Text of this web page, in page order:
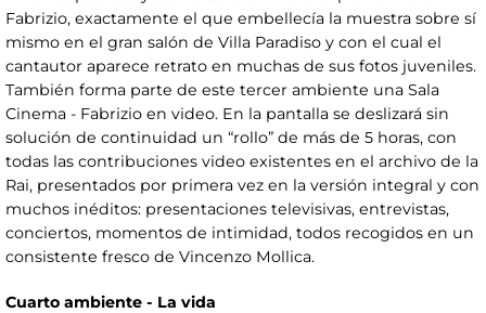
Fabrizio, exactamente el que embellecía la muestra sobre sí
mismo en el gran salón de Villa Paradiso y con el cual el
cantautor aparece retrato en muchas de sus fotos juveniles.
También forma parte de este tercer ambiente una Sala
Cinema - Fabrizio en video. En la pantalla se deslizará sin
solución de continuidad un “rollo” de más de 5 horas, con
todas las contribuciones video existentes en el archivo de la
Rai, presentados por primera vez en la versión integral y con
muchos inéditos: presentaciones televisivas, entrevistas,
conciertos, momentos de intimidad, todos recogidos en un
consistente fresco de Vincenzo Mollica.
Cuarto ambiente - La vida